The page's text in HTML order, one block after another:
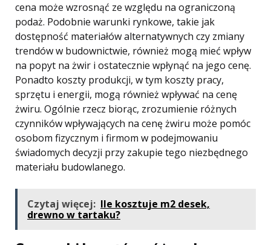
cena może wzrosnąć ze względu na ograniczoną
podaż. Podobnie warunki rynkowe, takie jak
dostępność materiałów alternatywnych czy zmiany
trendów w budownictwie, również mogą mieć wpływ
na popyt na żwir i ostatecznie wpłynąć na jego cenę.
Ponadto koszty produkcji, w tym koszty pracy,
sprzętu i energii, mogą również wpływać na cenę
żwiru. Ogólnie rzecz biorąc, zrozumienie różnych
czynników wpływających na cenę żwiru może pomóc
osobom fizycznym i firmom w podejmowaniu
świadomych decyzji przy zakupie tego niezbędnego
materiału budowlanego.
Czytaj więcej: Ile kosztuje m2 desek,
drewno w tartaku?